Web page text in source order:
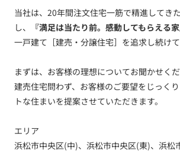
当社は、20年間注文住宅一筋で精進してき
し、
『満足は当たり前。感動してもらえる家
一戸建て［建売・分譲住宅］を追求し続けて
まずは、お客様の理想についてお聞かせくだ
建売住宅問わず、お客様のご要望をじっく
トな住まいを提案させていただきます。
エリア
浜松市中央区(中)、浜松市中央区(東)、浜松